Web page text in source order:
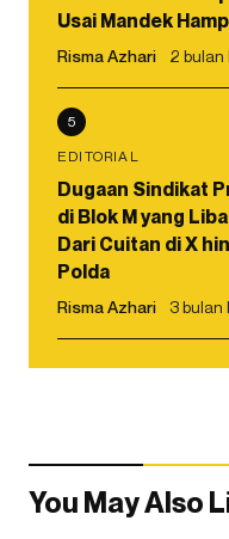
Usai Mandek
Risma Azhari 2 bulan
5
EDITORIAL
Dugaan Sindikat
di Blok M yang
Dari Cuitan di X
Polda
Risma Azhari 3 bulan
You May Also